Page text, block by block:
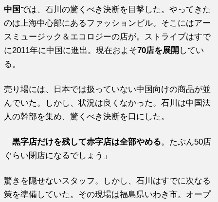
中国 では、石川の驚くべき決断を目撃した。やってきた
のは上海中心部にあるファッションビル。そこにはアー
スミュージック＆エコロジーの店が。ストライプはすで
に2011年に中国に進出。現在およそ70店を展開 してい
る。
売り場には、日本では扱っていない中国向けの商品が並
んでいた。しかし、状況は良くなかった。石川は中国法
人の幹部を集め、驚くべき決断を口にした。
「黒字店だけを残して赤字店は全部やめる。たぶん50店
ぐらい閉店になるでしょう」
驚きを隠せないスタッフ。しかし、石川はすでに次なる
策を準備していた。その現場は福島県いわき市。オープ